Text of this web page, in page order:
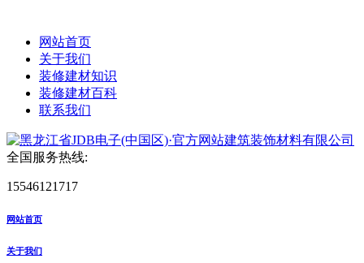
网站首页
关于我们
装修建材知识
装修建材百科
联系我们
全国服务热线:
15546121717
网站首页
关于我们